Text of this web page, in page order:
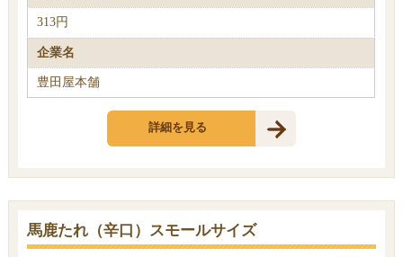
313円
企業名
豊田屋本舗
詳細を見る
馬鹿たれ（辛口）スモールサイズ